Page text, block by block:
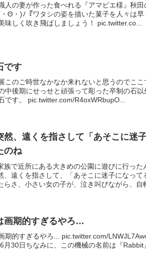
人の妻が作った食べれる『アマビエ様』秋
Θ・)ﾉ『ワタシの姿を描いた菓子を人々は
味しく吹き飛ばしましょう！ pic.twitter.co...
です
このご時世なかなか来れないと思うのでこ
中後期にせっせと頑張って彫った卒制の石
です。 pic.twitter.com/R4oxWRbupO...
然、遠くを指さして「あそこに迷
のね
族で近所にある大きめの公園に遊びに行った
、遠くを指さして、「あそこに迷子になっ
らさ、小さい女の子が、泣き叫びながら、自
画期的すぎるやろ…
期的すぎるやろ... pic.twitter.com/
月30日ちなみに、この機械の名前は『Rabbit